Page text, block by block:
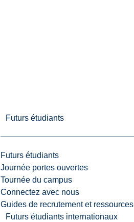
Futurs étudiants
Futurs étudiants
Journée portes ouvertes
Tournée du campus
Connectez avec nous
Guides de recrutement et ressources
Futurs étudiants internationaux